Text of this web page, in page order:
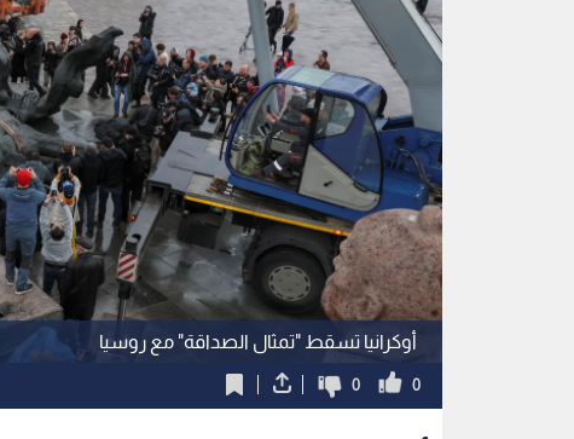
أوكرانيا تسقط "تمثال الصداقة" مع روسيا
0
0